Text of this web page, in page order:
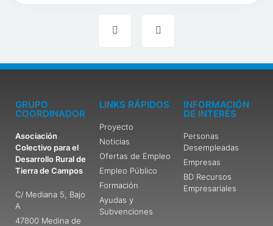
GRUPO
COORDINADOR
Asociación
Colectivo para el
Desarrollo Rural de
Tierra de Campos
C/ Mediana 5, Bajo
A
47800 Medina de
LINKS RÁPIDOS
Proyecto
Noticias
Ofertas de Empleo
Empleo Público
Formación
Ayudas y
Subvenciones
INFORMACIÓN
DE INTERÉS
Personas
Desempleadas
Empresas
BD Recursos
Empresariales